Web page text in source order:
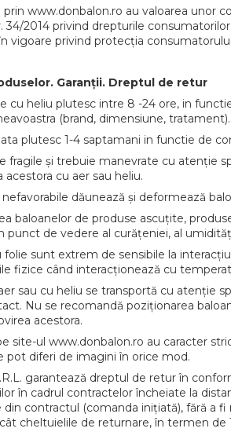
www.donbalon.ro au valoarea unor
34/2014 privind drepturile
vigoare privind protecția
Garanții. Dreptul de retur
cu heliu plutesc intre 8 -24 ore, in
(brand, dimensiune, tratament).
plutesc 1-4 saptamani in functie de
fragile și trebuie manevrate cu atenție
cu aer sau heliu.
dăunează și deformează
baloanelor de produse ascuțite,
punct de vedere al curățeniei, al
folie sunt extrem de sensibile la
fizice când interacționează cu
sau cu heliu se transportă cu atenție
Nu se recomandă poziționarea
acestora.
site-ul www.donbalon.ro au caracter
pot diferi de imagini în orice mod.
garantează dreptul de retur în
în cadrul contractelor încheiate la
contractul (comanda inițiată), fără a
cheltuielile de returnare, în termen de